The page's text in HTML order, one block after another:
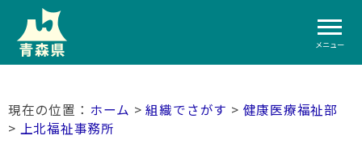
メニュー
ホーム >組織でさがす > 健康医療福祉部
> 上北福祉事務所